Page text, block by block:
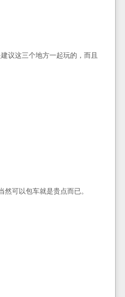
议这三个地方一起玩的，而且
可以包车就是贵点而已。